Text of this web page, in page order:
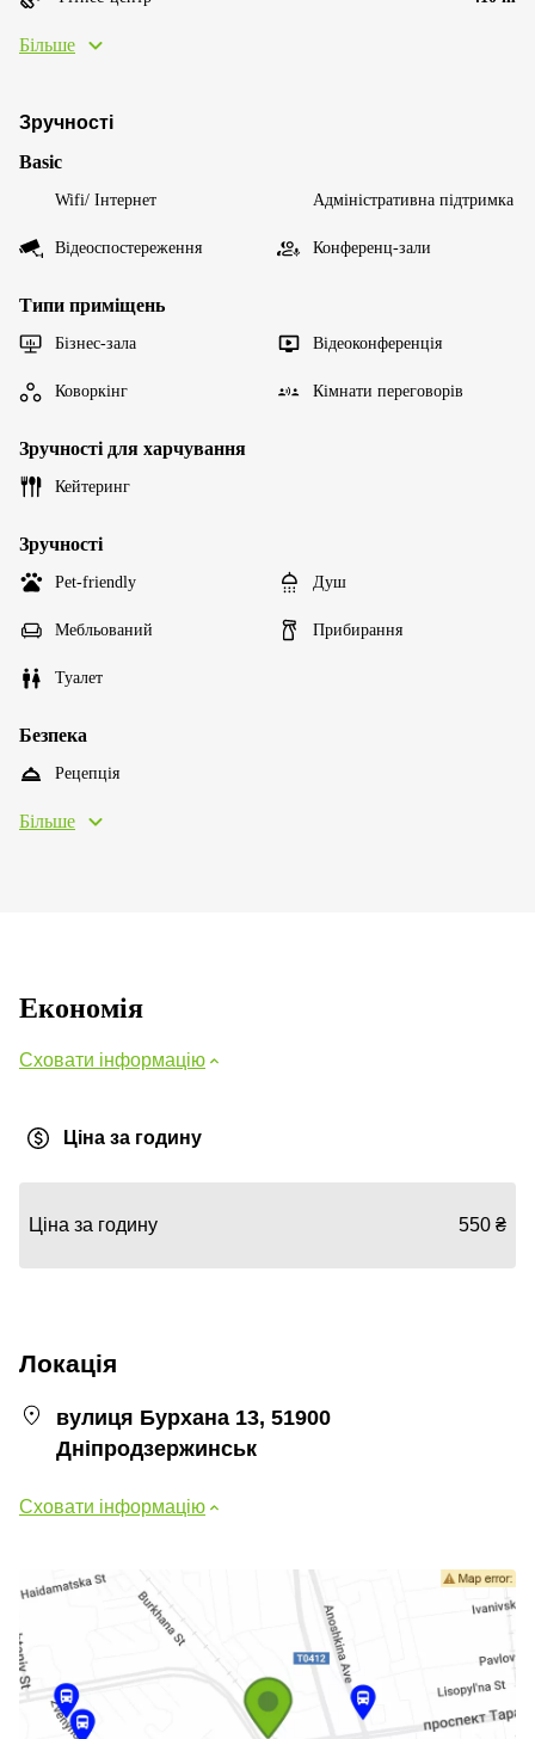
Більше
Зручності
Basic
Wifi/ Інтернет Адміністративна підтримка
Відеоспостереження Конференц-зали
Типи приміщень
Бізнес-зала Відеоконференція
Коворкінг Кімнати переговорів
Зручності для харчування
Кейтеринг
Зручності
Pet-friendly Душ
Мебльований Прибирання
Туалет
Безпека
Рецепція
Більше
Економія
Сховати інформацію
Ціна за годину
Ціна за годину 550 ₴
Локація
вулиця Бурхана 13, 51900
Дніпродзержинськ
Сховати інформацію